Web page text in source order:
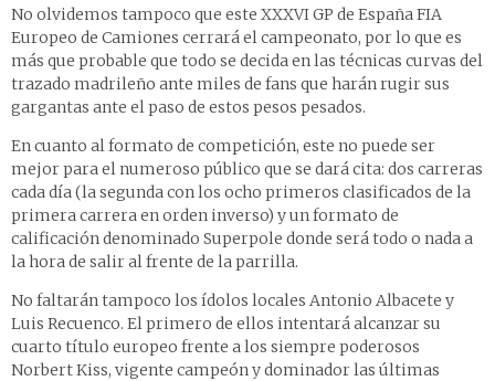
No olvidemos tampoco que este XXXVI GP de España FIA
Europeo de Camiones cerrará el campeonato, por lo que es
más que probable que todo se decida en las técnicas curvas del
trazado madrileño ante miles de fans que harán rugir sus
gargantas ante el paso de estos pesos pesados.
En cuanto al formato de competición, este no puede ser
mejor para el numeroso público que se dará cita: dos carreras
cada día (la segunda con los ocho primeros clasificados de la
primera carrera en orden inverso) y un formato de
calificación denominado Superpole donde será todo o nada a
la hora de salir al frente de la parrilla.
No faltarán tampoco los ídolos locales Antonio Albacete y
Luis Recuenco. El primero de ellos intentará alcanzar su
cuarto título europeo frente a los siempre poderosos
Norbert Kiss, vigente campeón y dominador las últimas